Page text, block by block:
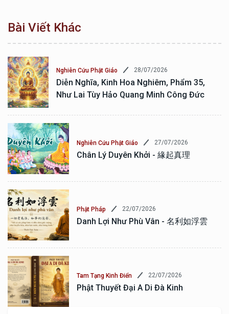
Bài Viết Khác
Nghiên Cứu Phật Giáo 28/07/2026
Diễn Nghĩa, Kinh Hoa Nghiêm, Phẩm 35,
Như Lai Tùy Hảo Quang Minh Công Đức
Nghiên Cứu Phật Giáo 27/07/2026
Chân Lý Duyên Khởi - 緣起真理
Phật Pháp 22/07/2026
Danh Lợi Như Phù Vân - 名利如浮雲
Tam Tạng Kinh Điển 22/07/2026
Phật Thuyết Đại A Di Đà Kinh